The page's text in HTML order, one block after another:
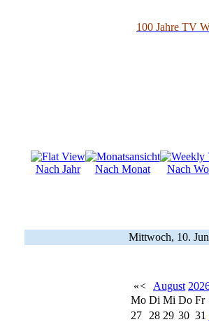
100 Jahre TV
Nach Jahr Nach Monat Nach
Mittwoch, 10.
«< August
Mo Di Mi Do Fr
27
28 29 30 31